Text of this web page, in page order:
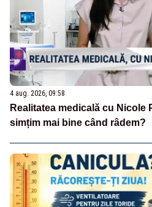
4 aug. 2026, 09:58
Realitatea medicală cu Nicole
simțim mai bine când râdem?